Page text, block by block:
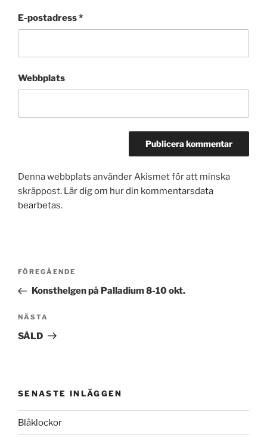
E-postadress*
Webbplats
Denna webbplats använder Akismet för att minska
skräppost. Lär dig om hur din kommentarsdata
bearbetas.
Inläggsnavigering
Föregående
inlägg
FÖREGÅENDE
Konsthelgen på Palladium 8-10 okt.
Nästa
inlägg
NÄSTA
SÅLD
SENASTE INLÄGGEN
Blåklockor